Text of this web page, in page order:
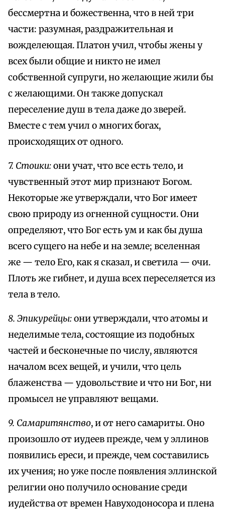
бессмертна и божественна, что в ней три
части: разумная, раздражительная и
вожделеющая. Платон учил, чтобы жены у
всех были общие и никто не имел
собственной супруги, но желающие жили бы
с желающими. Он также допускал
переселение душ в тела даже до зверей.
Вместе с тем учил о многих богах,
происходящих от одного.
7. Стоики:они учат, что все есть тело, и
чувственный этот мир признают Богом.
Некоторые же утверждали, что Бог имеет
свою природу из огненной сущности. Они
определяют, что Бог есть ум и как бы душа
всего сущего на небе и на земле; вселенная
же — тело Его, как я сказал, и светила — очи.
Плоть же гибнет, и душа всех переселяется из
тела в тело.
8. Эпикурейцы:они утверждали, что атомы и
неделимые тела, состоящие из подобных
частей и бесконечные по числу, являются
началом всех вещей, и учили, что цель
блаженства — удовольствие и что ни Бог, ни
промысел не управляют вещами.
9. Самаритянство, и от него самариты. Оно
произошло от иудеев прежде, чем у эллинов
появились ереси, и прежде, чем составились
их учения; но уже после появления эллинской
религии оно получило основание среди
иудейства от времен Навуходоносора и плена